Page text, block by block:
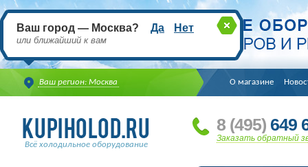
Ваш регион: Москва
Ваш город — Москва? Да Нет
или ближайший к вам
О магазине
Всё холодильное оборудование
8 (495) 649
Заказать обратный